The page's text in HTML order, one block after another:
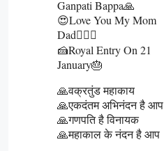
Ganpati Bappa🙏
😍Love You My Mom
Dad👩‍❤️‍👨
🍰Royal Entry On 21
January🎂
🙏वक्रतुंड महाकाय
🙏एकदंतम अभिनंदन है आप
🙏गणपति है विनायक
🙏महाकाल के नंदन है आप